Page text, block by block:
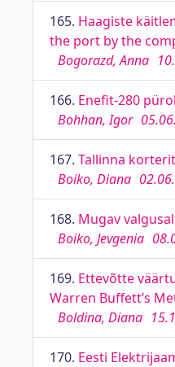
165. Haagiste
the port by the
Bogorazd, Anna
166. Enefit-280
Bohhan, Igor
167. Tallinna
Boiko, Diana
168. Mugav
Boiko, Jevgenia
169. Ettevõtte
Warren Buffett’s
Boldina, Diana
170. Eesti